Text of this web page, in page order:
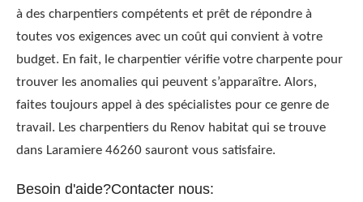
à des charpentiers compétents et prêt de répondre à
toutes vos exigences avec un coût qui convient à votre
budget. En fait, le charpentier vérifie votre charpente pour
trouver les anomalies qui peuvent s’apparaître. Alors,
faites toujours appel à des spécialistes pour ce genre de
travail. Les charpentiers du Renov habitat qui se trouve
dans Laramiere 46260 sauront vous satisfaire.
Besoin d'aide?Contacter nous: